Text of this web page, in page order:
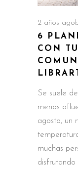
2 años ago
6
CON
Se suele
menos
agosto, un
muchas
disfrutando